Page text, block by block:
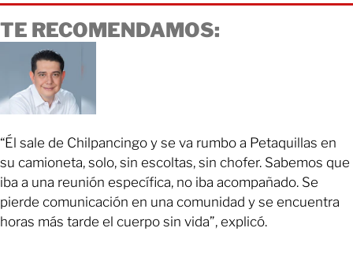
TE RECOMENDAMOS:
“Él sale de Chilpancingo y se va rumbo a Petaquillas en
su camioneta, solo, sin escoltas, sin chofer. Sabemos que
iba a una reunión específica, no iba acompañado. Se
pierde comunicación en una comunidad y se encuentra
horas más tarde el cuerpo sin vida”, explicó.